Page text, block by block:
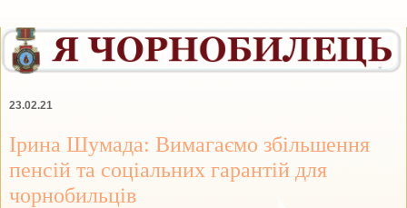
23.02.21
Ірина Шумада: Вимагаємо збільшення
пенсій та соціальних гарантій для
чорнобильців